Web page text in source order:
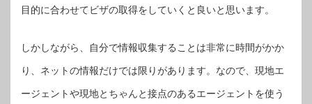
目的に合わせてビザの取得をしていくと良いと思います。
しかしながら、自分で情報収集することは非常に時間がかか
り、ネットの情報だけでは限りがあります。なので、現地エ
ージェントや現地とちゃんと接点のあるエージェントを使う